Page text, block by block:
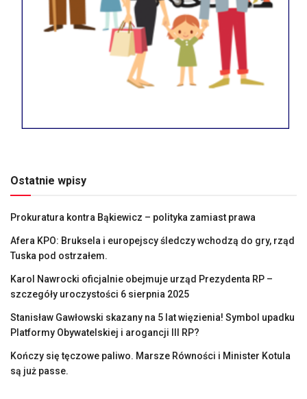
Ostatnie wpisy
Prokuratura kontra Bąkiewicz – polityka zamiast prawa
Afera KPO: Bruksela i europejscy śledczy wchodzą do gry, rząd
Tuska pod ostrzałem.
Karol Nawrocki oficjalnie obejmuje urząd Prezydenta RP –
szczegóły uroczystości 6 sierpnia 2025
Stanisław Gawłowski skazany na 5 lat więzienia! Symbol upadku
Platformy Obywatelskiej i arogancji III RP?
Kończy się tęczowe paliwo. Marsze Równości i Minister Kotula
są już passe.